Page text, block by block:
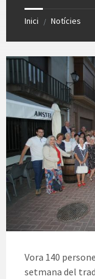
Inici / Notícies
Vora 140
setmana del